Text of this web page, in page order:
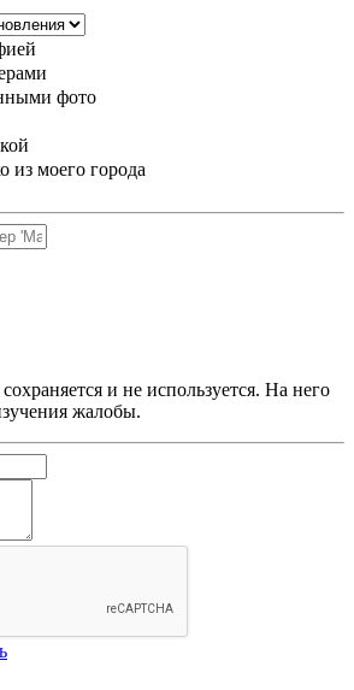
фото
из моего города
и не используется. На него
жалобы.